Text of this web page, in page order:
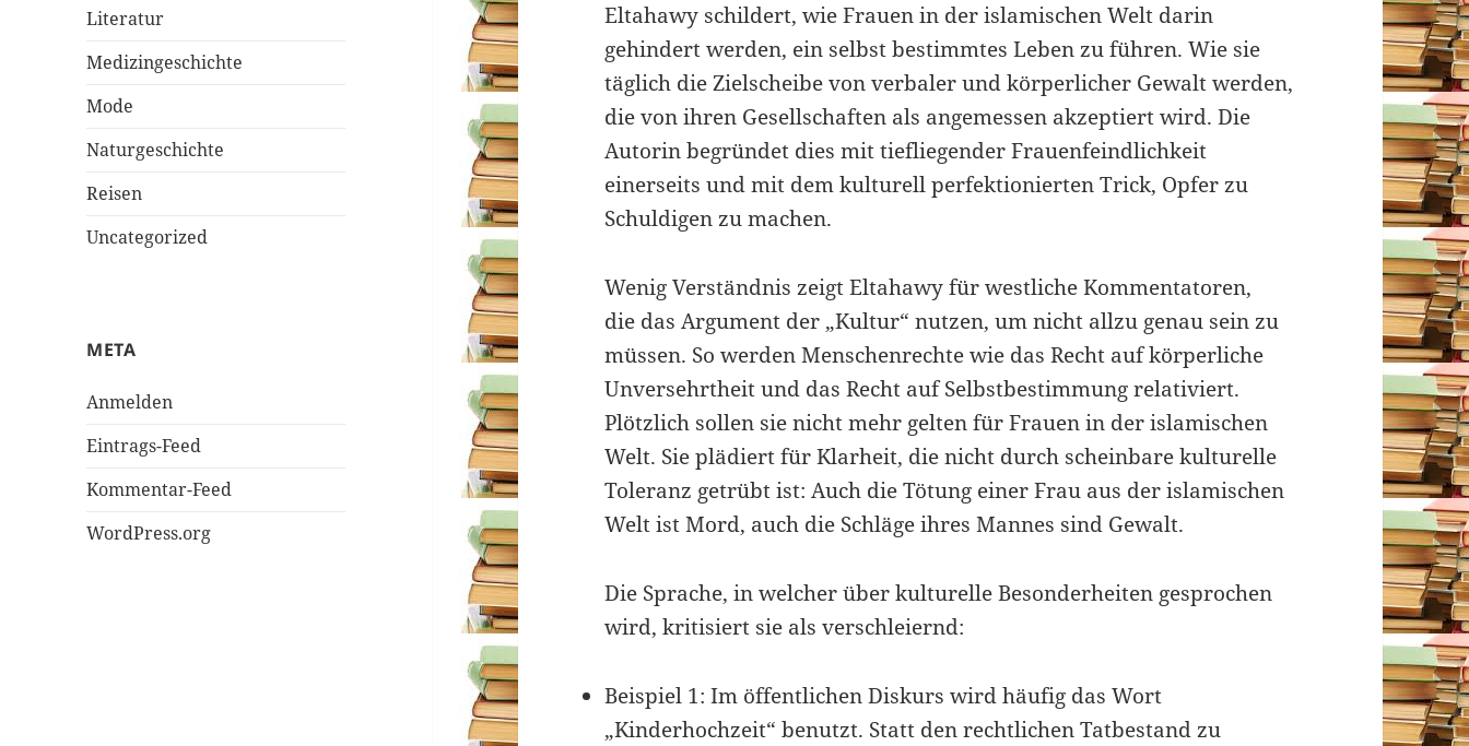
Literatur
Medizingeschichte
Mode
Naturgeschichte
Reisen
Uncategorized
META
Anmelden
Eintrags-Feed
Kommentar-Feed
WordPress.org
Eltahawy schildert, wie Frauen in der islamischen Welt darin
gehindert werden, ein selbst bestimmtes Leben zu führen. Wie sie
täglich die Zielscheibe von verbaler und körperlicher Gewalt werden,
die von ihren Gesellschaften als angemessen akzeptiert wird. Die
Autorin begründet dies mit tiefliegender Frauenfeindlichkeit
einerseits und mit dem kulturell perfektionierten Trick, Opfer zu
Schuldigen zu machen.
Wenig Verständnis zeigt Eltahawy für westliche Kommentatoren,
die das Argument der „Kultur“ nutzen, um nicht allzu genau sein zu
müssen. So werden Menschenrechte wie das Recht auf körperliche
Unversehrtheit und das Recht auf Selbstbestimmung relativiert.
Plötzlich sollen sie nicht mehr gelten für Frauen in der islamischen
Welt. Sie plädiert für Klarheit, die nicht durch scheinbare kulturelle
Toleranz getrübt ist: Auch die Tötung einer Frau aus der islamischen
Welt ist Mord, auch die Schläge ihres Mannes sind Gewalt.
Die Sprache, in welcher über kulturelle Besonderheiten gesprochen
wird, kritisiert sie als verschleiernd:
Beispiel 1: Im öffentlichen Diskurs wird häufig das Wort
„Kinderhochzeit“ benutzt. Statt den rechtlichen Tatbestand zu